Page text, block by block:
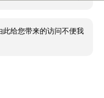
此给您带来的访问不便我